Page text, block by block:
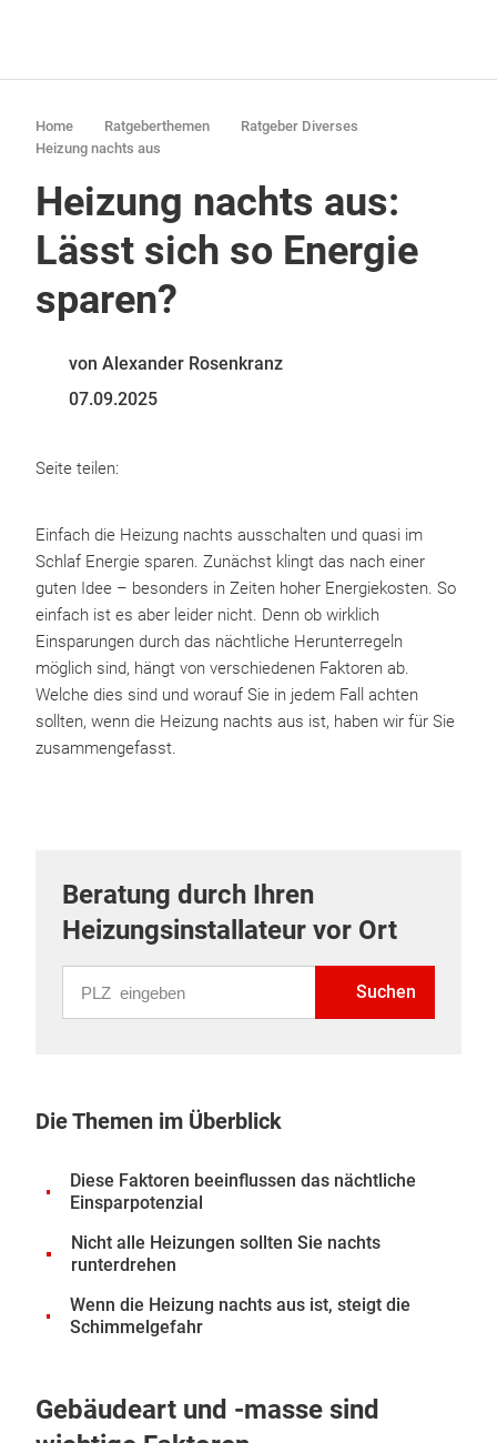
Home Ratgeberthemen
Ratgeber Diverses
Heizung nachts aus
Heizung nachts aus:
Lässt sich so Energie
sparen?
von Alexander Rosenkranz
07.09.2025
Seite teilen:
Einfach die Heizung nachts ausschalten und quasi im
Schlaf Energie sparen. Zunächst klingt das nach einer
guten Idee – besonders in Zeiten hoher Energiekosten. So
einfach ist es aber leider nicht. Denn ob wirklich
Einsparungen durch das nächtliche Herunterregeln
möglich sind, hängt von verschiedenen Faktoren ab.
Welche dies sind und worauf Sie in jedem Fall achten
sollten, wenn die Heizung nachts aus ist, haben wir für Sie
zusammengefasst.
Beratung durch Ihren
Heizungsinstallateur vor Ort
Suchen
Die Themen im Überblick
Diese Faktoren beeinflussen das nächtliche
Einsparpotenzial
Nicht alle Heizungen sollten Sie nachts
runterdrehen
Wenn die Heizung nachts aus ist, steigt die
Schimmelgefahr
Gebäudeart und -masse sind